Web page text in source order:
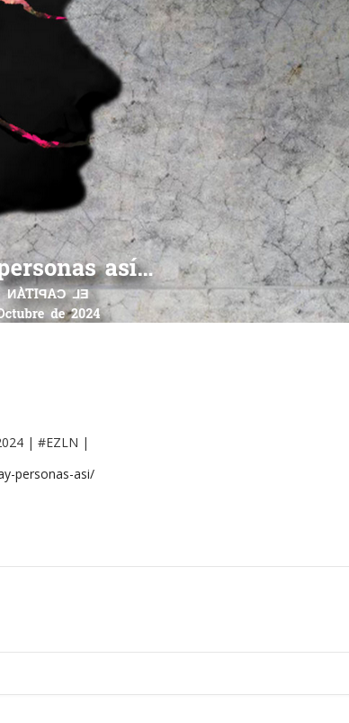
| #EZLN |
personas-asi/